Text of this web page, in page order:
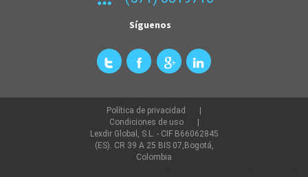
Síguenos
Política de privacidad
Condiciones de uso
Lexdir Global, S.L. - CIF B66062845
(ES). CR 39 A 25 BIS 07,Bogotá,
Colombia